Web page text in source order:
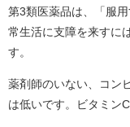
第3類医薬品は、「服
常生活に支障を来すに
す。
薬剤師のいない、コン
は低いです。ビタミン